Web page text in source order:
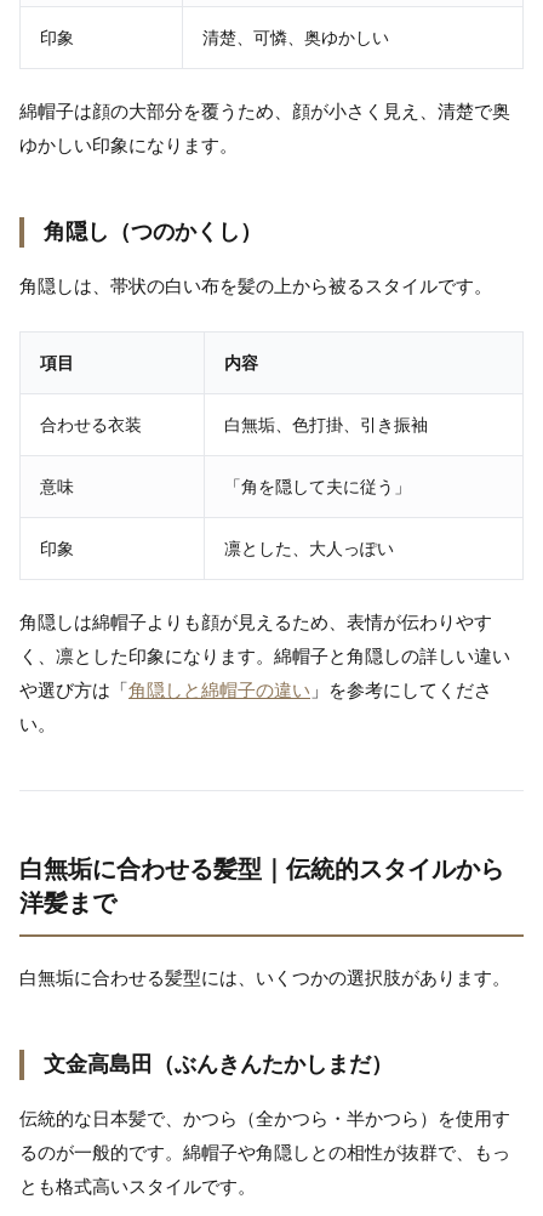
印象 清楚、可憐、奥ゆかしい
綿帽子は顔の大部分を覆うため、顔が小さく見え、清楚で奥
ゆかしい印象になります。
角隠し（つのかくし）
角隠しは、帯状の白い布を髪の上から被るスタイルです。
項目 内容
合わせる衣装 白無垢、色打掛、引き振袖
意味 「角を隠して夫に従う」
印象 凛とした、大人っぽい
角隠しは綿帽子よりも顔が見えるため、表情が伝わりやす
く、凛とした印象になります。綿帽子と角隠しの詳しい違い
や選び方は「角隠しと綿帽子の違い 」を参考にしてくださ
い。
白無垢に合わせる髪型｜伝統的スタイルから
洋髪まで
白無垢に合わせる髪型には、いくつかの選択肢があります。
文金高島田（ぶんきんたかしまだ）
伝統的な日本髪で、かつら（全かつら・半かつら）を使用す
るのが一般的です。綿帽子や角隠しとの相性が抜群で、もっ
とも格式高いスタイルです。